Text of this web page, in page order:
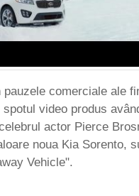
comerciale ale
spotul video produs
actor Pierce
noua Kia Sorento,
Vehicle".